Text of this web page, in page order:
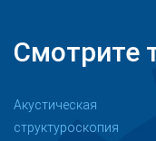
Смотрите
Акустическая
структуроскопия